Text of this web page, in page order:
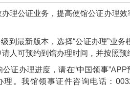
理公证业务，提高使馆公证办理效
级到最新版本，选择“公证办理”业
人可预约到馆办理时间，并按照预
公证办理进度，请在“中国领事
理。我馆领事证件咨询电话：